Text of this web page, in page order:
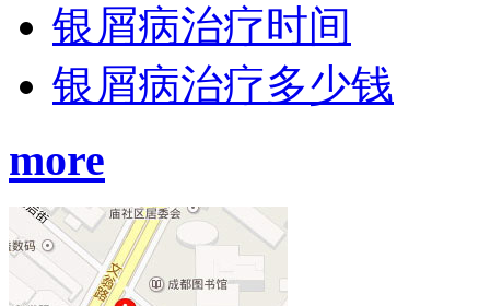
银屑病治疗时间
银屑病治疗多少钱
more